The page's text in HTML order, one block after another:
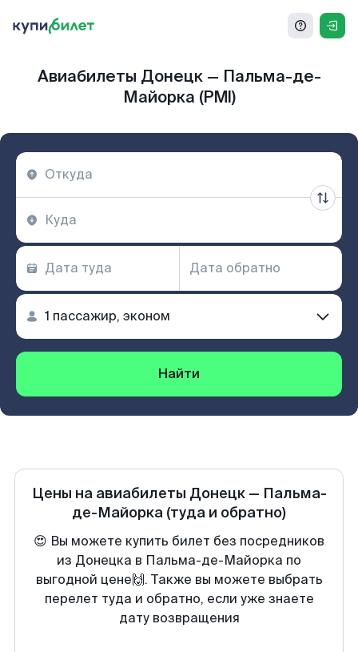
Авиабилеты Донецк — Пальма-де-
Майорка (PMI)
Найти
Цены на авиабилеты Донецк— Пальма-
де-Майорка (туда и обратно)
😍 Вы можете купить билет без посредников
из Донецка в Пальма-де-Майорка по
выгодной цене🙌. Также вы можете выбрать
перелет туда и обратно, если уже знаете
дату возвращения